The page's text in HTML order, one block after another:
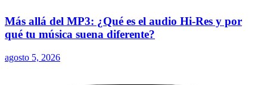
Más allá del MP3: ¿Qué es el audio Hi-Res y por
qué tu música suena diferente?
agosto 5, 2026